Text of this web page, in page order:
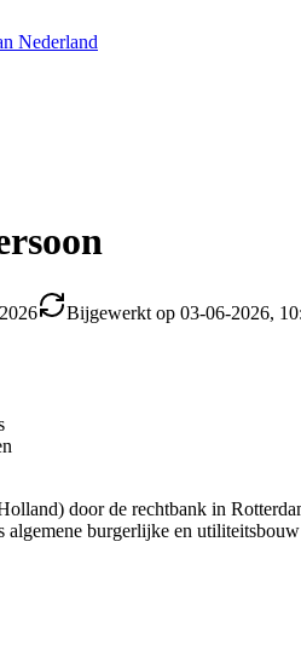
Nederland
Bijgewerkt op 03-06-2026,
door de rechtbank in
burgerlijke en